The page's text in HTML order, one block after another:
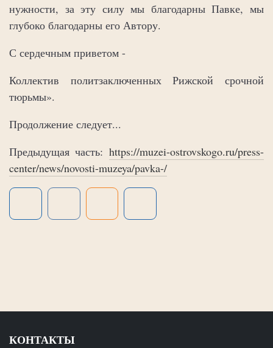
нужности, за эту силу мы благодарны Павке, мы
глубоко благодарны его Автору.
С сердечным приветом -
Коллектив политзаключенных Рижской срочной
тюрьмы».
Продолжение следует...
Предыдущая часть: https://muzei-ostrovskogo.ru/press-
center/news/novosti-muzeya/pavka-/
КОНТАКТЫ